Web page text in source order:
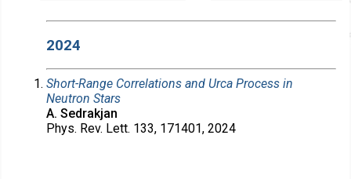
2024
Short-Range Correlations and Urca Process in
Neutron Stars
A. Sedrakjan
Phys. Rev. Lett. 133, 171401, 2024